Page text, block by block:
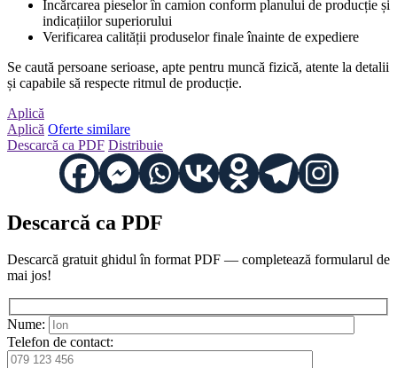
Încărcarea pieselor în camion conform planului de producție și
indicațiilor superiorului
Verificarea calității produselor finale înainte de expediere
Se caută persoane serioase, apte pentru muncă fizică, atente la detalii
și capabile să respecte ritmul de producție.
Aplică
Aplică Oferte similare
Descarcă ca PDF Distribuie
Descarcă ca PDF
Descarcă gratuit ghidul în format PDF — completează formularul de
mai jos!
Nume:
Telefon de contact: